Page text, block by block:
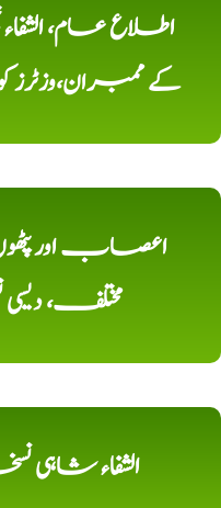
اطلاع عام،
کے
اعصاب اور
مختلف،
الشفاء شاہی